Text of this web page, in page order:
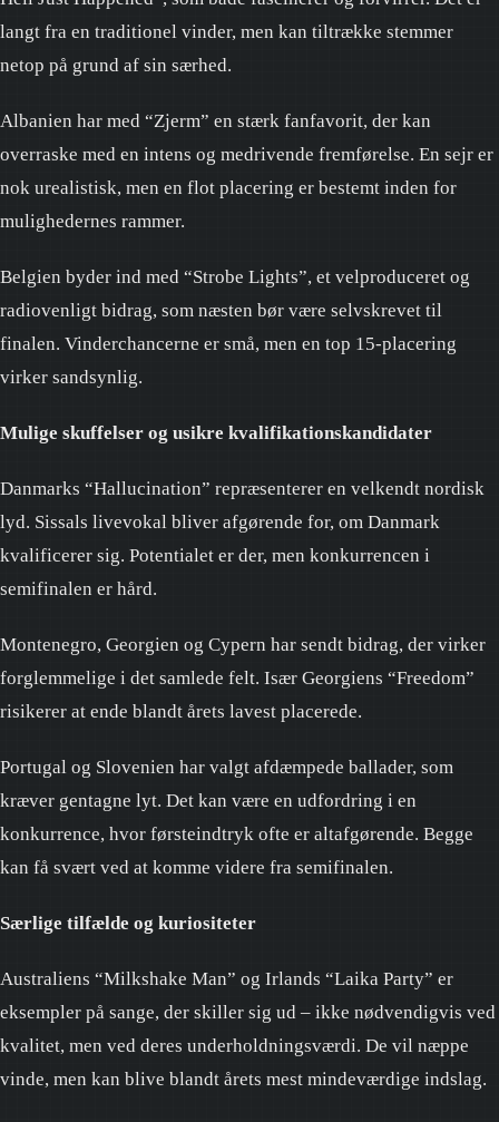
langt fra en traditionel vinder, men kan tiltrække stemmer
netop på grund af sin særhed.
Albanien har med “Zjerm” en stærk fanfavorit, der kan
overraske med en intens og medrivende fremførelse. En sejr er
nok urealistisk, men en flot placering er bestemt inden for
mulighedernes rammer.
Belgien byder ind med “Strobe Lights”, et velproduceret og
radiovenligt bidrag, som næsten bør være selvskrevet til
finalen. Vinderchancerne er små, men en top 15-placering
virker sandsynlig.
Mulige skuffelser og usikre kvalifikationskandidater
Danmarks “Hallucination” repræsenterer en velkendt nordisk
lyd. Sissals livevokal bliver afgørende for, om Danmark
kvalificerer sig. Potentialet er der, men konkurrencen i
semifinalen er hård.
Montenegro, Georgien og Cypern har sendt bidrag, der virker
forglemmelige i det samlede felt. Især Georgiens “Freedom”
risikerer at ende blandt årets lavest placerede.
Portugal og Slovenien har valgt afdæmpede ballader, som
kræver gentagne lyt. Det kan være en udfordring i en
konkurrence, hvor førsteindtryk ofte er altafgørende. Begge
kan få svært ved at komme videre fra semifinalen.
Særlige tilfælde og kuriositeter
Australiens “Milkshake Man” og Irlands “Laika Party” er
eksempler på sange, der skiller sig ud – ikke nødvendigvis ved
kvalitet, men ved deres underholdningsværdi. De vil næppe
vinde, men kan blive blandt årets mest mindeværdige indslag.